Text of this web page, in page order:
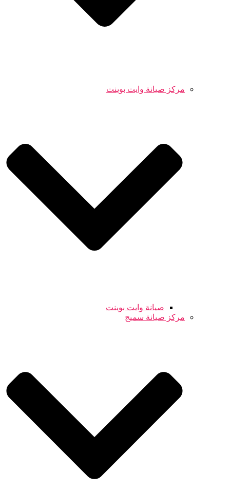
مركز صيانة وايت بوينت
صيانة وايت بوينت
مركز صيانة سميج